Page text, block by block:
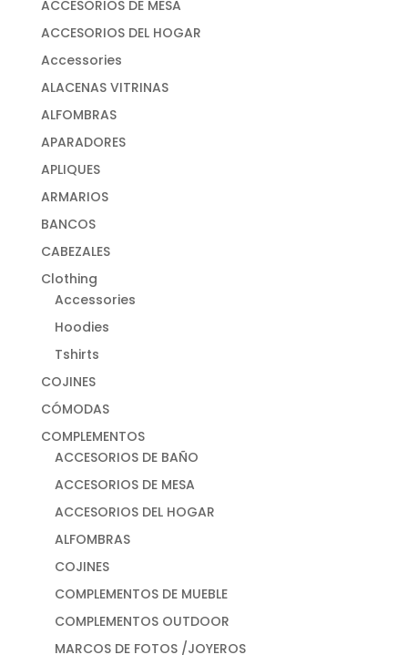
ACCESORIOS DE MESA
ACCESORIOS DEL HOGAR
Accessories
ALACENAS VITRINAS
ALFOMBRAS
APARADORES
APLIQUES
ARMARIOS
BANCOS
CABEZALES
Clothing
Accessories
Hoodies
Tshirts
COJINES
CÓMODAS
COMPLEMENTOS
ACCESORIOS DE BAÑO
ACCESORIOS DE MESA
ACCESORIOS DEL HOGAR
ALFOMBRAS
COJINES
COMPLEMENTOS DE MUEBLE
COMPLEMENTOS OUTDOOR
MARCOS DE FOTOS /JOYEROS